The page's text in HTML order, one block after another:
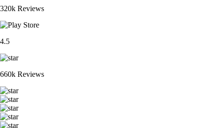
320k Reviews
4.5
660k Reviews